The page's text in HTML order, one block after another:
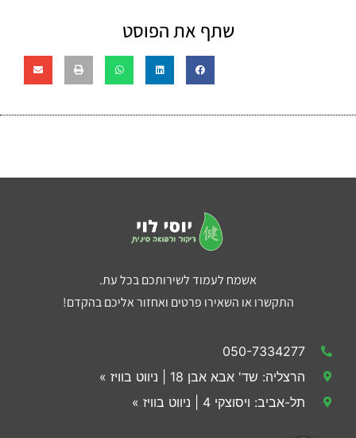
שתף את הפוסט
אשמח לעמוד לשירותכם בכל עת.
התקשרו או השאירו פרטים ואחזור אליכם בהקדם!
050-7334277
הרצליה: שד' אבא אבן 18 | ניווט בוויז »
תל-אביב: ויסוצקי 4 | ניווט בוויז »